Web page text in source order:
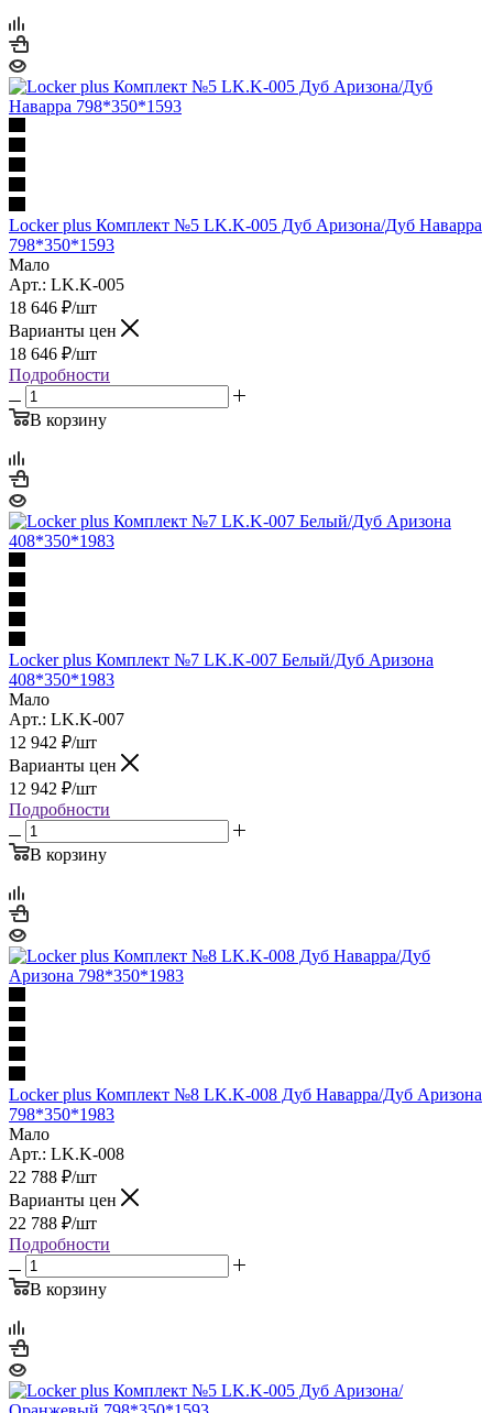
Locker plus Комплект №5 LK.K-005 Дуб Аризона/Дуб Наварра
798*350*1593
Мало
Арт.: LK.K-005
18 646 ₽/шт
Варианты цен
18 646 ₽/шт
Подробности
В корзину
Locker plus Комплект №7 LK.K-007 Белый/Дуб Аризона
408*350*1983
Мало
Арт.: LK.K-007
12 942 ₽/шт
Варианты цен
12 942 ₽/шт
Подробности
В корзину
Locker plus Комплект №8 LK.K-008 Дуб Наварра/Дуб Аризона
798*350*1983
Мало
Арт.: LK.K-008
22 788 ₽/шт
Варианты цен
22 788 ₽/шт
Подробности
В корзину